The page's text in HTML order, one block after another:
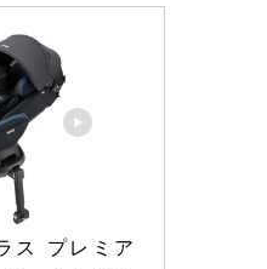
ス プレミア